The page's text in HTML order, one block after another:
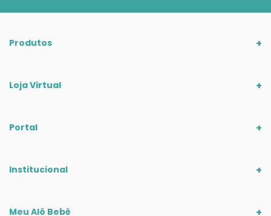
Produtos
Loja Virtual
Portal
Institucional
Meu Alô Bebê